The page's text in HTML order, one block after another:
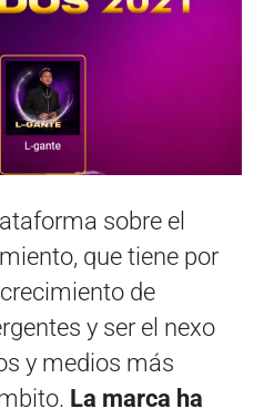
sobre el
que tiene por
de
y ser el nexo
y medios más
La marca ha